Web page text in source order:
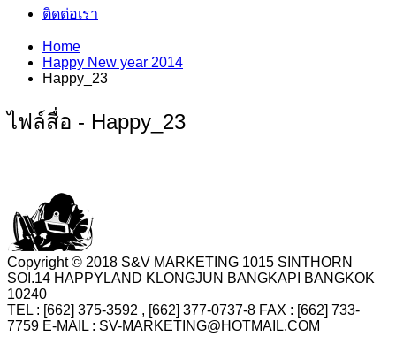
ติดต่อเรา
Home
Happy New year 2014
Happy_23
ไฟล์สื่อ - Happy_23
Copyright © 2018 S&V MARKETING 1015 SINTHORN
SOI.14 HAPPYLAND KLONGJUN BANGKAPI BANGKOK
10240
TEL : [662] 375-3592 , [662] 377-0737-8 FAX : [662] 733-
7759 E-MAIL : SV-MARKETING@HOTMAIL.COM